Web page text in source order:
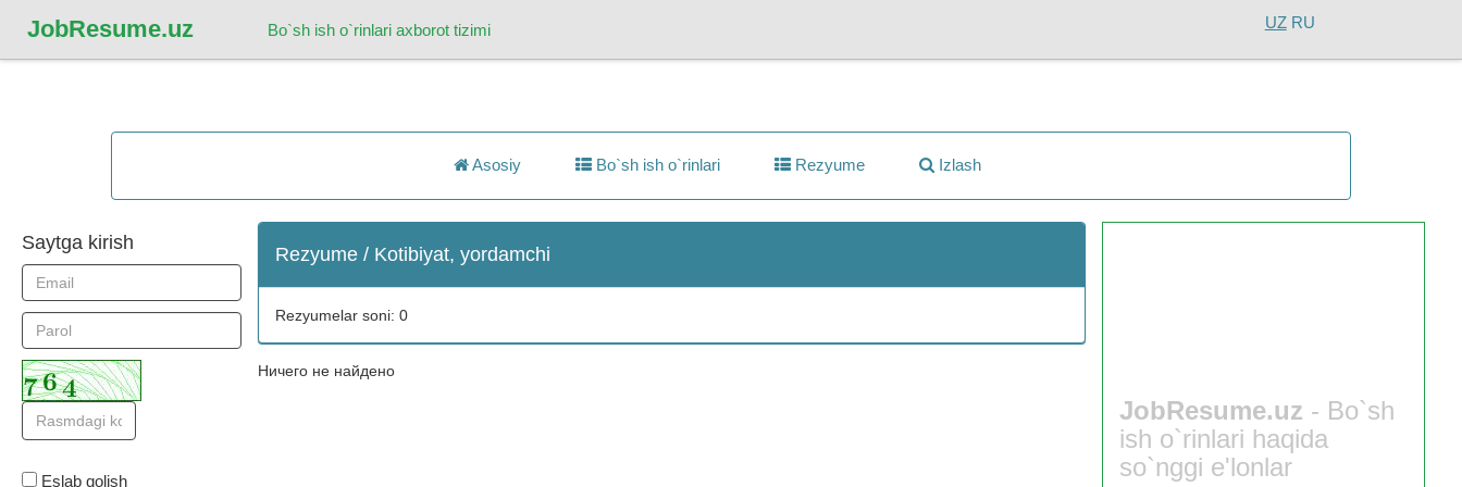
JobResume.uz Bo`sh ish o`rinlari axborot tizimi UZ RU
Asosiy Bo`sh ish o`rinlari Rezyume Izlash
Saytga kirish
Eslab qolish
Rezyume / Kotibiyat, yordamchi
Rezyumelar soni: 0
Ничего не найдено
JobResume.uz - Bo`sh
ish o`rinlari haqida
so`nggi e'lonlar